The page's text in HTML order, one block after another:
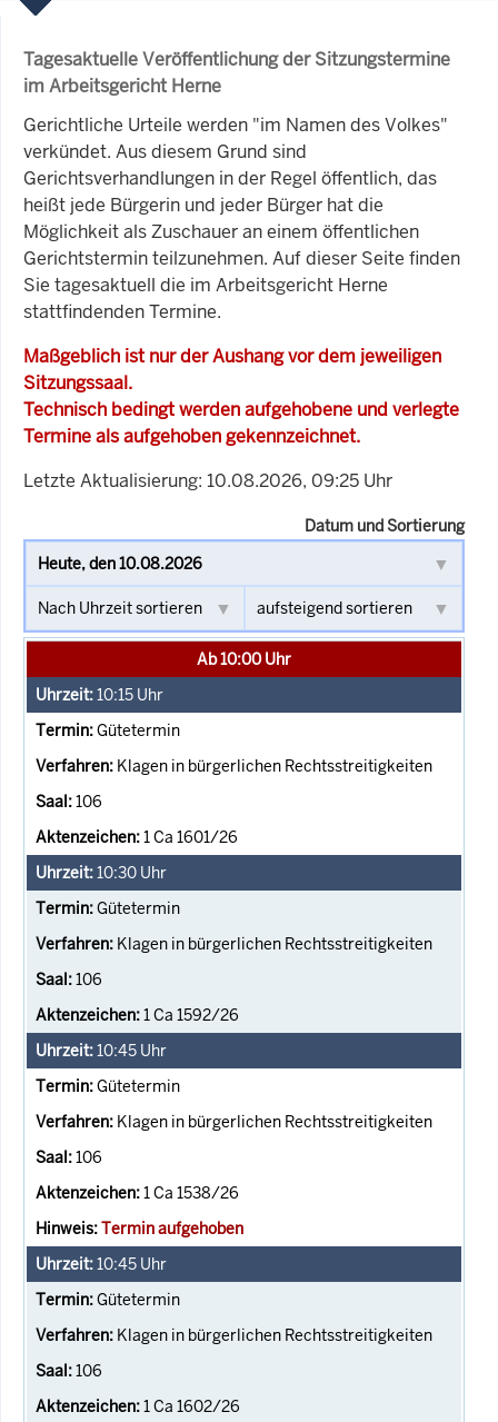
Tagesaktuelle Veröffentlichung der Sitzungstermine
im Arbeitsgericht Herne
Gerichtliche Urteile werden "im Namen des Volkes"
verkündet. Aus diesem Grund sind
Gerichtsverhandlungen in der Regel öffentlich, das
heißt jede Bürgerin und jeder Bürger hat die
Möglichkeit als Zuschauer an einem öffentlichen
Gerichtstermin teilzunehmen. Auf dieser Seite finden
Sie tagesaktuell die im Arbeitsgericht Herne
stattfindenden Termine.
Maßgeblich ist nur der Aushang vor dem jeweiligen
Sitzungssaal.
Technisch bedingt werden aufgehobene und verlegte
Termine als aufgehoben gekennzeichnet.
Letzte Aktualisierung: 10.08.2026, 09:25 Uhr
Datum und Sortierung
Ab 10:00 Uhr
10:15 Uhr
Gütetermin
Klagen in bürgerlichen Rechtsstreitigkeiten
106
1 Ca 1601/26
10:30 Uhr
Gütetermin
Klagen in bürgerlichen Rechtsstreitigkeiten
106
1 Ca 1592/26
10:45 Uhr
Gütetermin
Klagen in bürgerlichen Rechtsstreitigkeiten
106
1 Ca 1538/26
Termin aufgehoben
10:45 Uhr
Gütetermin
Klagen in bürgerlichen Rechtsstreitigkeiten
106
1 Ca 1602/26